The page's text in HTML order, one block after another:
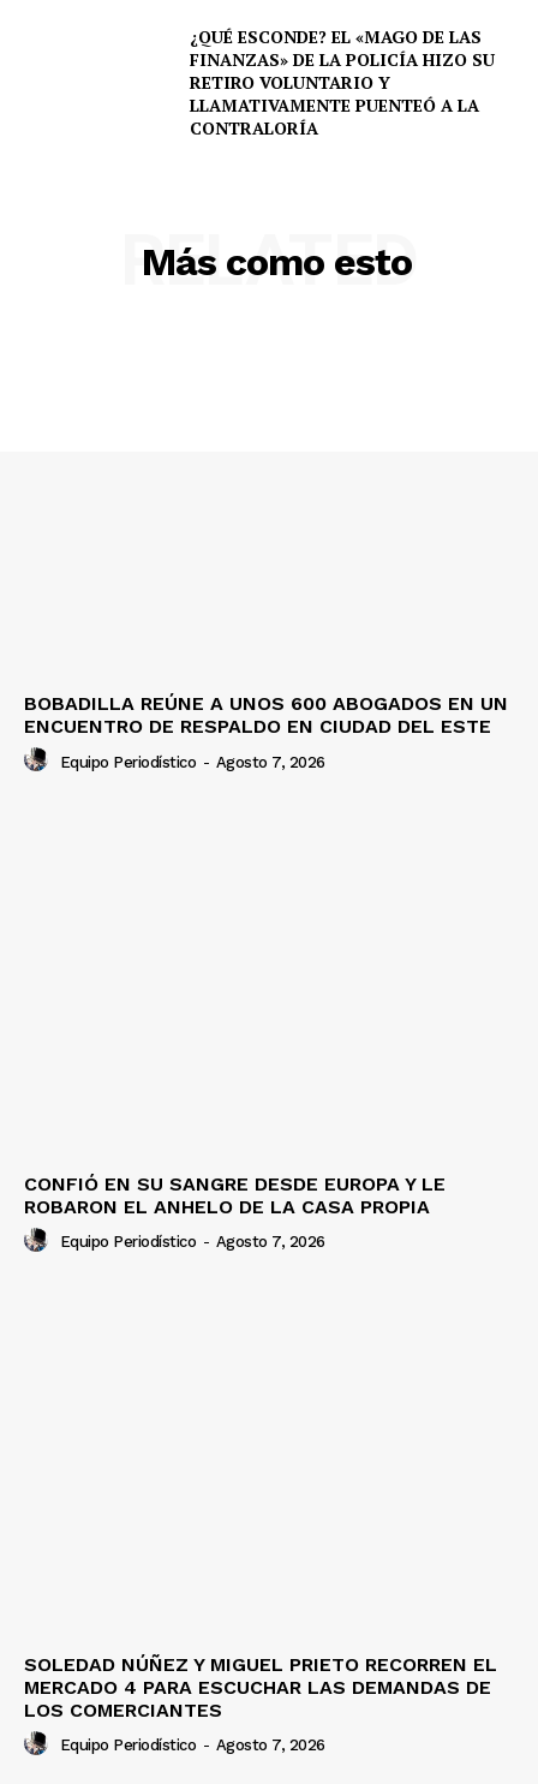
¿QUÉ ESCONDE? EL «MAGO DE LAS
FINANZAS» DE LA POLICÍA HIZO SU
RETIRO VOLUNTARIO Y
LLAMATIVAMENTE PUENTEÓ A LA
CONTRALORÍA
Más como esto
RELATED
BOBADILLA REÚNE A UNOS 600 ABOGADOS EN UN
ENCUENTRO DE RESPALDO EN CIUDAD DEL ESTE
Equipo Periodístico - Agosto 7, 2026
CONFIÓ EN SU SANGRE DESDE EUROPA Y LE
ROBARON EL ANHELO DE LA CASA PROPIA
Equipo Periodístico - Agosto 7, 2026
SOLEDAD NÚÑEZ Y MIGUEL PRIETO RECORREN EL
MERCADO 4 PARA ESCUCHAR LAS DEMANDAS DE
LOS COMERCIANTES
Equipo Periodístico - Agosto 7, 2026